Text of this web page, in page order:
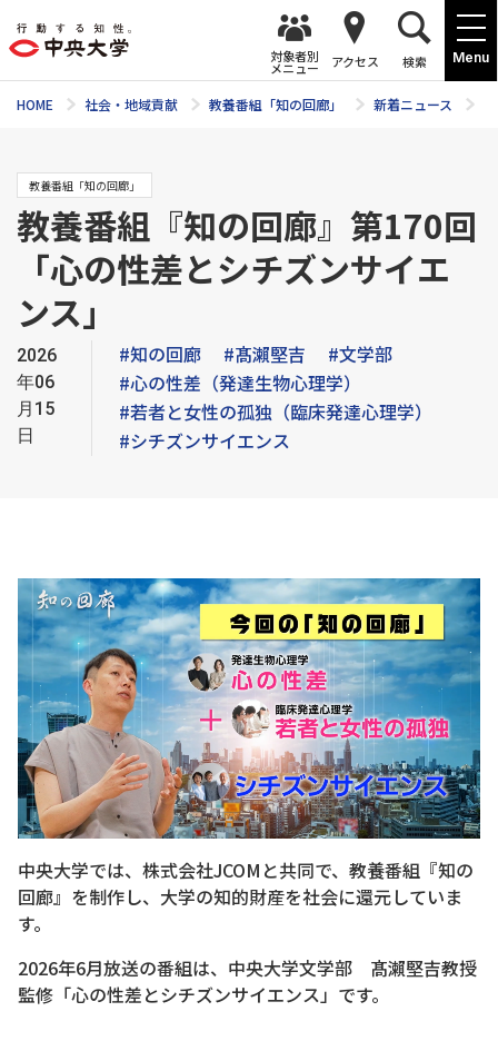
Menu
対象者別
メニュー アクセス 検索
HOME 社会・地域貢献 教養番組「知の回廊」 新着ニュース
教養番組「知の回廊」
教養番組『知の回廊』第170回
「心の性差とシチズンサイエ
ンス」
2026
年06
月15
日
#知の回廊 #髙瀨堅吉
#文学部
#心の性差（発達生物心理学）
#若者と女性の孤独（臨床発達心理学）
#シチズンサイエンス
中央大学では、株式会社JCOMと共同で、教養番組『知の
回廊』を制作し、大学の知的財産を社会に還元していま
す。
2026年6月放送の番組は、中央大学文学部 髙瀨堅吉教授
監修「心の性差とシチズンサイエンス」です。